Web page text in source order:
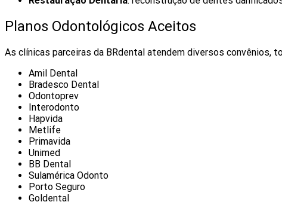
Planos Odontológicos Aceitos
As clínicas parceiras da BRdental atendem diversos convênios,
Amil Dental
Bradesco Dental
Odontoprev
Interodonto
Hapvida
Metlife
Primavida
Unimed
BB Dental
Sulamérica Odonto
Porto Seguro
Goldental